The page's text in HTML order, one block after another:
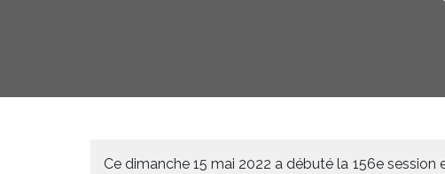
Ce dimanche 15 mai 2022 a débuté la 156e